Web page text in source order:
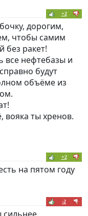
+2
дорогим,
чтобы самим
без ракет!
все нефтебазы и
будут
объёме из
вояка ты хренов.
+2
на пятом году
-2